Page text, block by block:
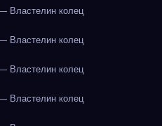
Властелин колец
Властелин колец
Властелин колец
Властелин колец